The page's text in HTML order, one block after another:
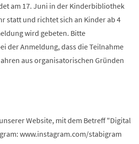
am 17. Juni in der Kinderbibliothek
statt und richtet sich an Kinder ab 4
wird gebeten. Bitte
der Anmeldung, dass die Teilnahme
aus organisatorischen Gründen
Website, mit dem Betreff "Digital
www.instagram.com/stabigram